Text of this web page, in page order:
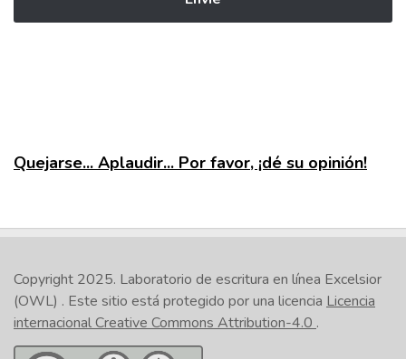
Quejarse... Aplaudir... Por favor, ¡dé su opinión!
Copyright 2025. Laboratorio de escritura en línea Excelsior
(OWL) . Este sitio está protegido por una licencia Licencia
internacional Creative Commons Attribution-4.0 .